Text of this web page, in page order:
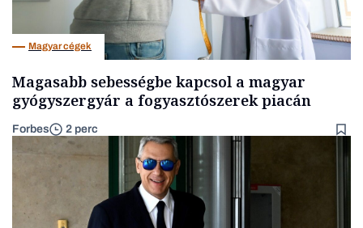
Magyar cégek
Magasabb sebességbe kapcsol a magyar
gyógyszergyár a fogyasztószerek piacán
Forbes 2 perc